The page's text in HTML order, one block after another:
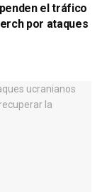
el tráfico
por ataques